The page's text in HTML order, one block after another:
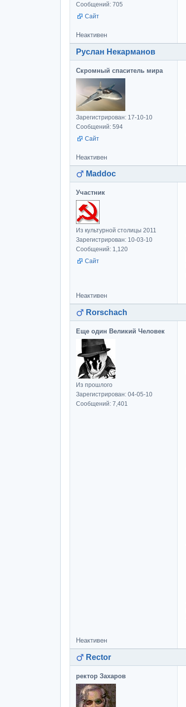
Сообщений: 705
Сайт
Неактивен
Руслан Некарманов
Скромный спаситель мира
Зарегистрирован: 17-10-10
Сообщений: 594
Сайт
Неактивен
Maddoc
Участник
Из культурной столицы 2011
Зарегистрирован: 10-03-10
Сообщений: 1,120
Сайт
Неактивен
Rorschach
Еще один Великий Человек
Из прошлого
Зарегистрирован: 04-05-10
Сообщений: 7,401
Неактивен
Rector
ректор Захаров